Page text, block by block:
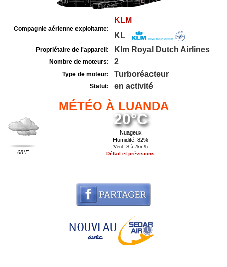
Compagnie aérienne exploitante:
KLM
KL
Propriétaire de l'appareil: Klm Royal Dutch Airlines
Nombre de moteurs: 2
Type de moteur: Turboréacteur
Statut: en activité
MÉTÉO À LUANDA
68°F
20°C
Nuageux
Humidité: 82%
Vent: S à 7km/h
Détail et prévisions